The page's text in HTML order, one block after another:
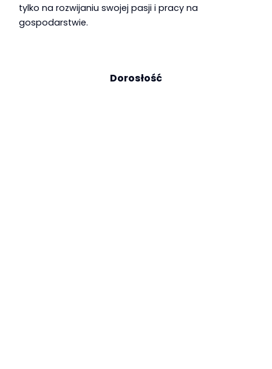
tylko na rozwijaniu swojej pasji i pracy na
gospodarstwie.
Dorosłość